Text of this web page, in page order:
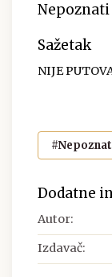
Sažetak
NIJE
Dodatne
Autor:
Izdavač: